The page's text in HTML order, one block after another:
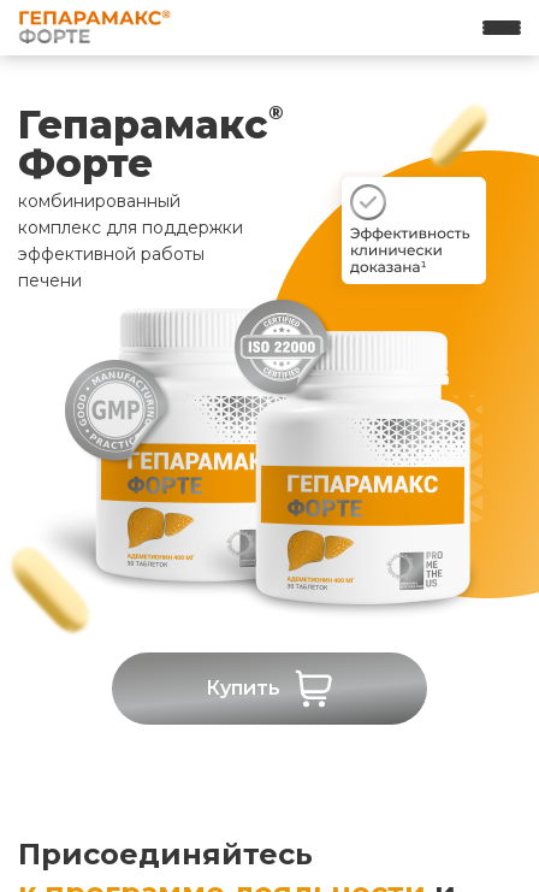
Гепарамакс®
Форте
комбинированный
комплекс для поддержки
эффективной работы
печени
Купить
Присоединяйтесь